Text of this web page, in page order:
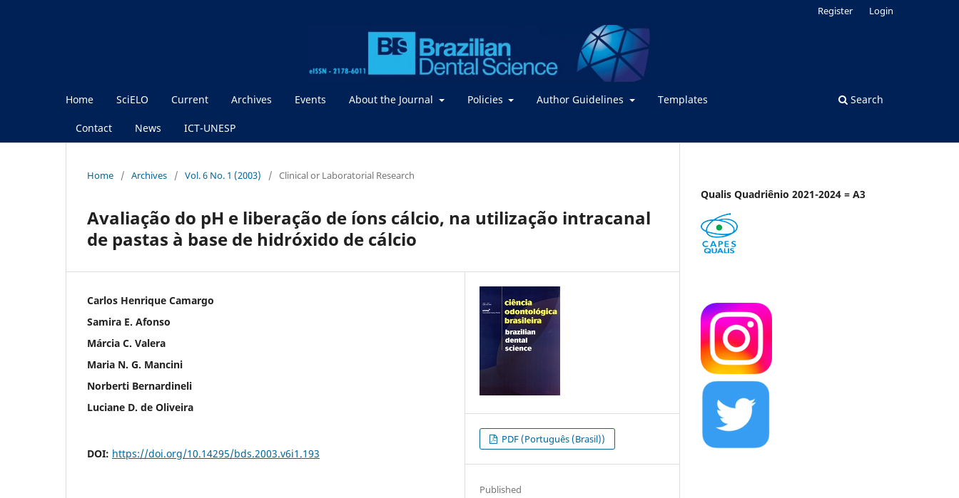
Home SciELO Current Archives Events About the Journal Policies Author Guidelines Templates
Contact News ICT-UNESP
Search
Register Login
Home / Archives / Vol. 6 No. 1 (2003) / Clinical or Laboratorial Research
Avaliação do pH e liberação de íons cálcio, na utilização intracanal
de pastas à base de hidróxido de cálcio
Carlos Henrique Camargo
Samira E. Afonso
Márcia C. Valera
Maria N. G. Mancini
Norberti Bernardineli
Luciane D. de Oliveira
DOI: https://doi.org/10.14295/bds.2003.v6i1.193
PDF (Português (Brasil))
Published
Qualis Quadriênio 2021-2024 = A3